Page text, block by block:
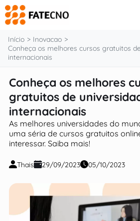
o
conteúdo
Tutoriais
Governo
Renda Extra
Finanças
Início
Inovacao
Conheça os melhores cursos gratuitos
internacionais
Conheça os melhores
gratuitos de
internacionais
As melhores universidades do
uma séria de cursos gratuitos
interessar. Saiba mais!
Thais 29/09/2023 05/10/2023